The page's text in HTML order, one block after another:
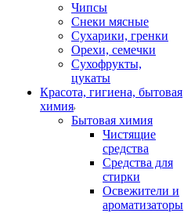
Чипсы
Снеки мясные
Сухарики, гренки
Орехи, семечки
Сухофрукты,
цукаты
Красота, гигиена, бытовая
химия
Бытовая химия
Чистящие
средства
Средства для
стирки
Освежители и
ароматизаторы